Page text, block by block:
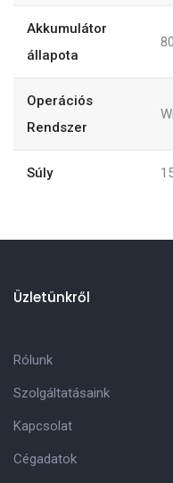
Akkumulátor
állapota
Operációs
Rendszer
Súly
Üzletünkről
Rólunk
Szolgáltatásaink
Kapcsolat
Cégadatok